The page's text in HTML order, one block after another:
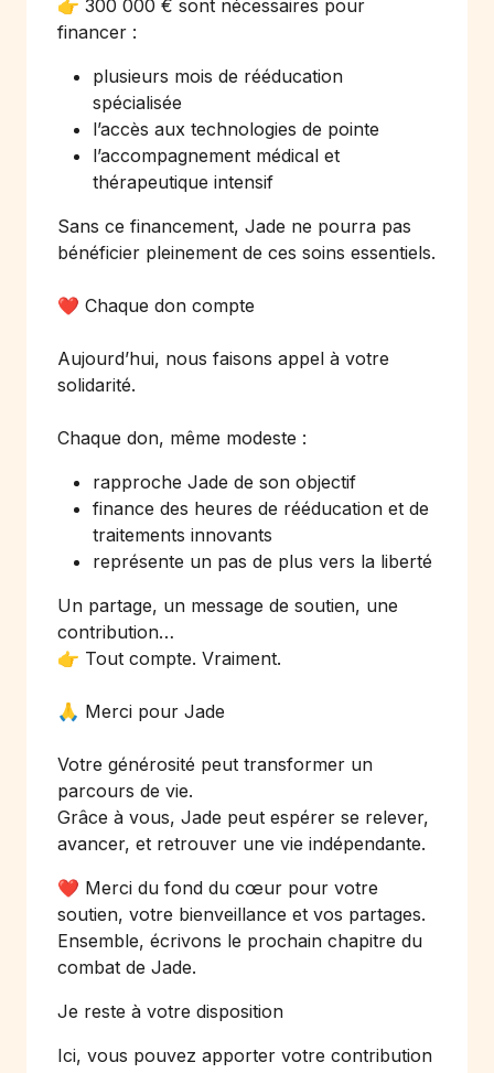
👉 300 000 € sont nécessaires pour
financer :
plusieurs mois de rééducation
spécialisée
l’accès aux technologies de pointe
l’accompagnement médical et
thérapeutique intensif
Sans ce financement, Jade ne pourra pas
bénéficier pleinement de ces soins essentiels.
❤️ Chaque don compte
Aujourd’hui, nous faisons appel à votre
solidarité.
Chaque don, même modeste :
rapproche Jade de son objectif
finance des heures de rééducation et de
traitements innovants
représente un pas de plus vers la liberté
Un partage, un message de soutien, une
contribution…
👉 Tout compte. Vraiment.
🙏 Merci pour Jade
Votre générosité peut transformer un
parcours de vie.
Grâce à vous, Jade peut espérer se relever,
avancer, et retrouver une vie indépendante.
❤️ Merci du fond du cœur pour votre
soutien, votre bienveillance et vos partages.
Ensemble, écrivons le prochain chapitre du
combat de Jade.
Je reste à votre disposition
Ici, vous pouvez apporter votre contribution